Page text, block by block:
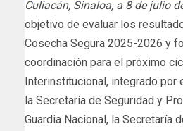
Culiacán, Sinaloa, a 8 de julio
objetivo de evaluar los
Cosecha Segura 2025-2026 y
coordinación para el próximo
Interinstitucional, integrado por
la Secretaría de Seguridad y
Guardia Nacional, la Secretaría